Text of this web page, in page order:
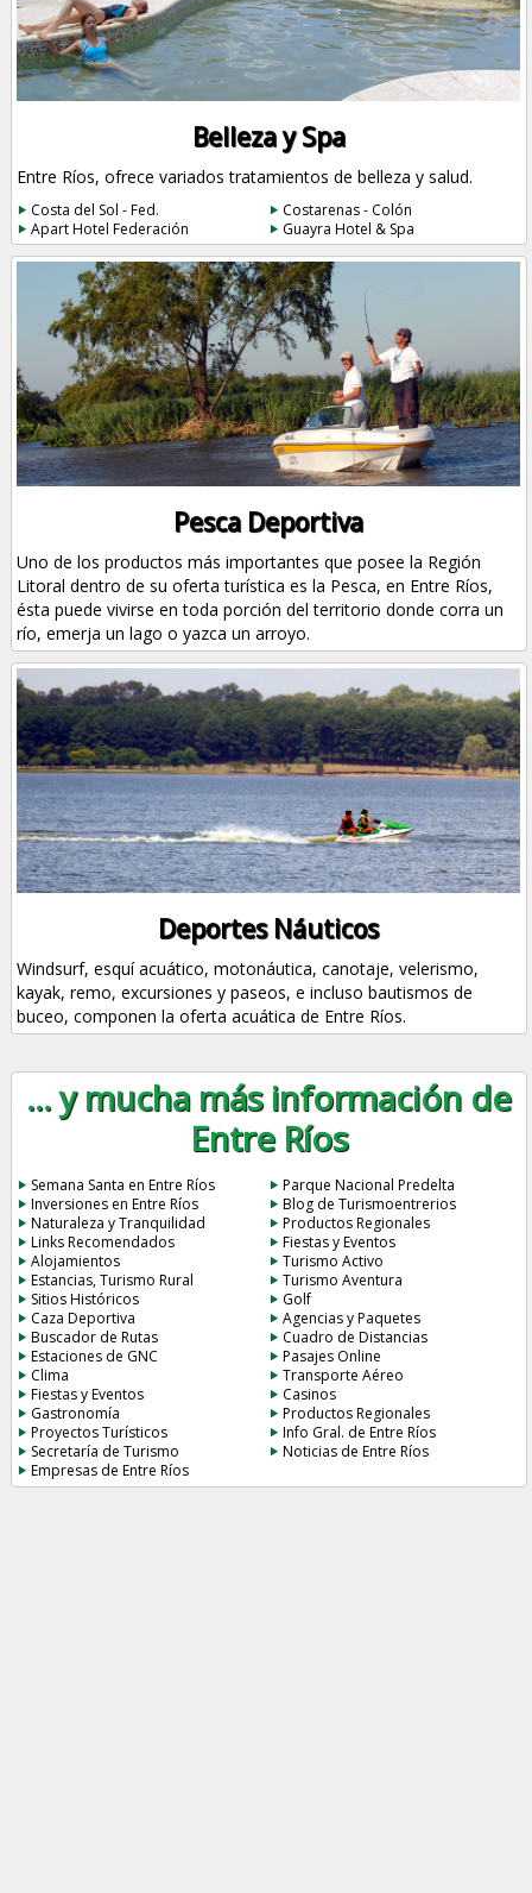
Belleza y Spa
Entre Ríos, ofrece variados tratamientos de belleza y salud.
Costa del Sol - Fed.
Costarenas - Colón
Apart Hotel Federación
Guayra Hotel & Spa
Pesca Deportiva
Uno de los productos más importantes que posee la Región
Litoral dentro de su oferta turística es la Pesca, en Entre Ríos,
ésta puede vivirse en toda porción del territorio donde corra un
río, emerja un lago o yazca un arroyo.
Deportes Náuticos
Windsurf, esquí acuático, motonáutica, canotaje, velerismo,
kayak, remo, excursiones y paseos, e incluso bautismos de
buceo, componen la oferta acuática de Entre Ríos.
... y mucha más información de
Entre Ríos
Semana Santa en Entre Ríos
Parque Nacional Predelta
Inversiones en Entre Ríos
Blog de Turismoentrerios
Naturaleza y Tranquilidad
Productos Regionales
Links Recomendados
Fiestas y Eventos
Alojamientos
Turismo Activo
Estancias, Turismo Rural
Turismo Aventura
Sitios Históricos
Golf
Caza Deportiva
Agencias y Paquetes
Buscador de Rutas
Cuadro de Distancias
Estaciones de GNC
Pasajes Online
Clima
Transporte Aéreo
Fiestas y Eventos
Casinos
Gastronomía
Productos Regionales
Proyectos Turísticos
Info Gral. de Entre Ríos
Secretaría de Turismo
Noticias de Entre Ríos
Empresas de Entre Ríos